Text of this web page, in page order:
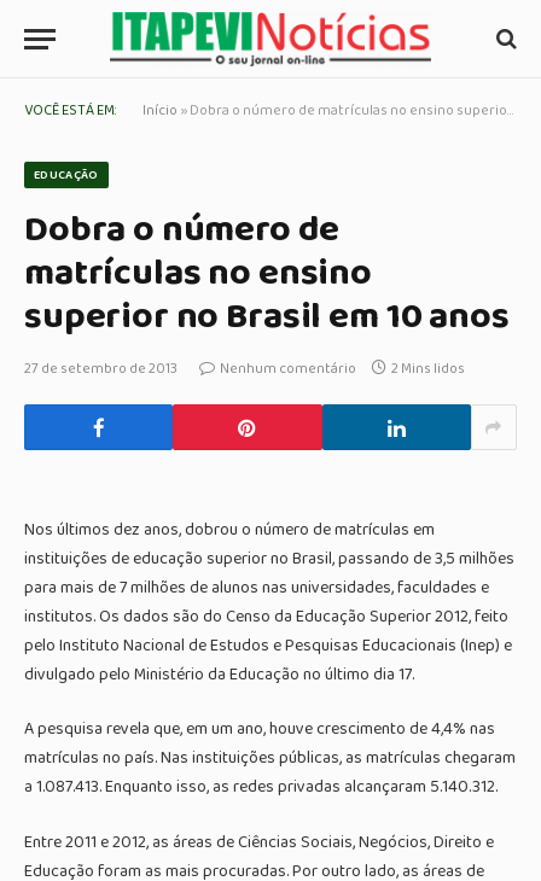
VOCÊ ESTÁ EM: Início »Dobra o número de matrículas no ensino superior no Brasil em 10 anos
EDUCAÇÃO
Dobra o número de
matrículas no ensino
superior no Brasil em 10 anos
27 de setembro de 2013 Nenhum comentário 2 Mins lidos
Nos últimos dez anos, dobrou o número de matrículas em
instituições de educação superior no Brasil, passando de 3,5 milhões
para mais de 7 milhões de alunos nas universidades, faculdades e
institutos. Os dados são do Censo da Educação Superior 2012, feito
pelo Instituto Nacional de Estudos e Pesquisas Educacionais (Inep) e
divulgado pelo Ministério da Educação no último dia 17.
A pesquisa revela que, em um ano, houve crescimento de 4,4% nas
matrículas no país. Nas instituições públicas, as matrículas chegaram
a 1.087.413. Enquanto isso, as redes privadas alcançaram 5.140.312.
Entre 2011 e 2012, as áreas de Ciências Sociais, Negócios, Direito e
Educação foram as mais procuradas. Por outro lado, as áreas de